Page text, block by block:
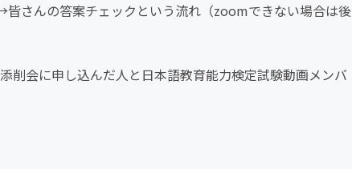
さんの答案チェックという流れ（zoomできない場合は後
削会に申し込んだ人と日本語教育能力検定試験動画メンバ